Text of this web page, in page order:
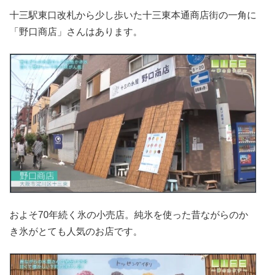
十三駅東口改札から少し歩いた十三東本通商店街の一角に
「野口商店」さんはあります。
およそ70年続く氷の小売店。純氷を使った昔ながらのか
き氷がとても人気のお店です。